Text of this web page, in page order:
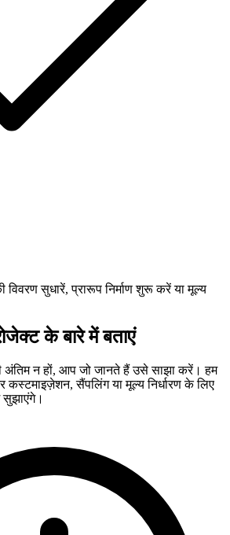
सुधारें, प्रारूप निर्माण शुरू करें या मूल्य
के बारे में बताएं
अंतिम न हों, आप जो जानते हैं उसे साझा करें। हम
कस्टमाइज़ेशन, सैंपलिंग या मूल्य निर्धारण के लिए